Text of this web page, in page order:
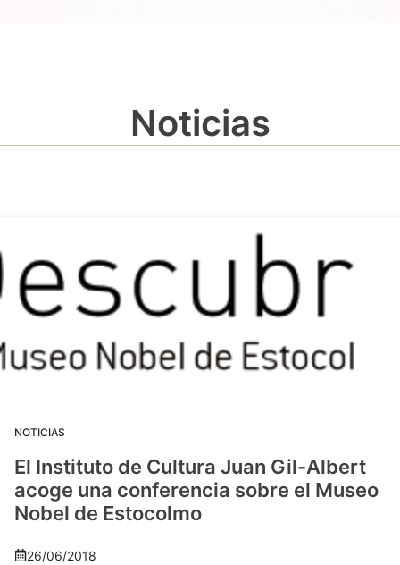
Noticias
NOTICIAS
El Instituto de Cultura Juan Gil-Albert
acoge una conferencia sobre el Museo
Nobel de Estocolmo
26/06/2018